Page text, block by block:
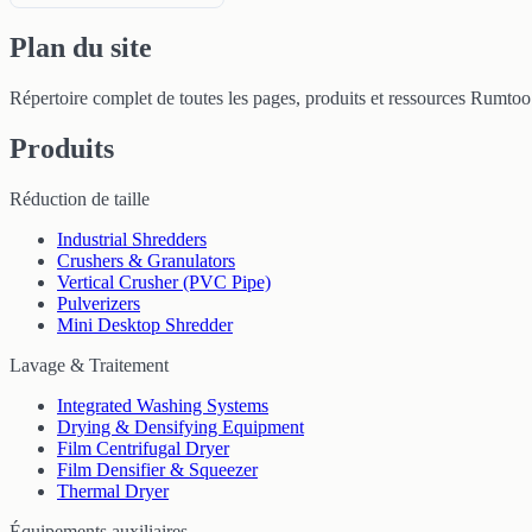
Plan du site
Répertoire complet de toutes les pages, produits et ressources
Produits
Réduction de taille
Industrial Shredders
Crushers & Granulators
Vertical Crusher (PVC Pipe)
Pulverizers
Mini Desktop Shredder
Lavage & Traitement
Integrated Washing Systems
Drying & Densifying Equipment
Film Centrifugal Dryer
Film Densifier & Squeezer
Thermal Dryer